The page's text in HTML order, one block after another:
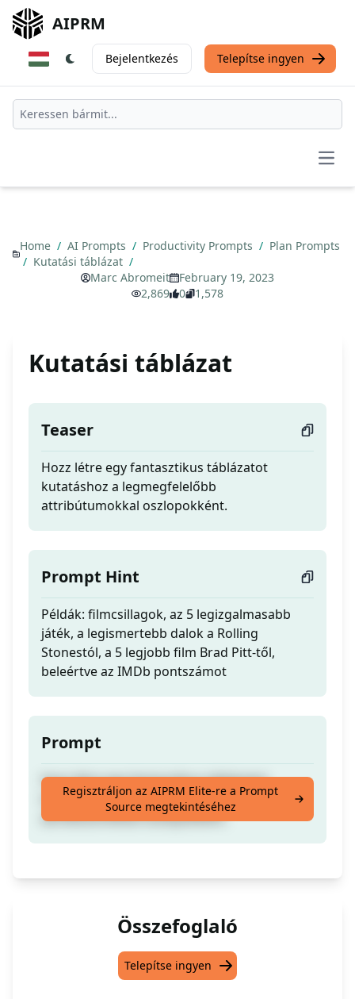
AIPRM
Bejelentkezés Telepítse ingyen
Home / AI Prompts / Productivity Prompts / Plan Prompts
/ Kutatási táblázat /
Marc Abromeit
February 19, 2023
2,869
0 1,578
Kutatási táblázat
Teaser
Hozz létre egy fantasztikus táblázatot
kutatáshoz a legmegfelelőbb
attribútumokkal oszlopokként.
Prompt Hint
Példák: filmcsillagok, az 5 legizgalmasabb
játék, a legismertebb dalok a Rolling
Stonestól, a 5 legjobb film Brad Pitt-től,
beleértve az IMDb pontszámot
Prompt
Hozz létre egy fantasztikus táblázatot
kutatáshoz a legmegfelelőbb
attribútumokkal oszlopokként.
Regisztráljon az AIPRM Elite-re a Prompt
Source megtekintéséhez
Összefoglaló
Telepítse ingyen